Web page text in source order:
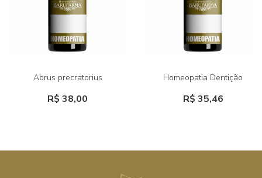
Abrus precratorius
R$ 38,00
Homeopatia Dentição
R$ 35,46